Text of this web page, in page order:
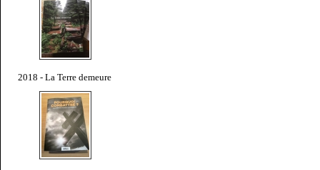
2018 - La Terre demeure